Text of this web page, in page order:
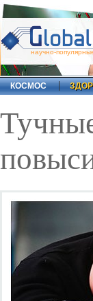
научно-
КОСМОС